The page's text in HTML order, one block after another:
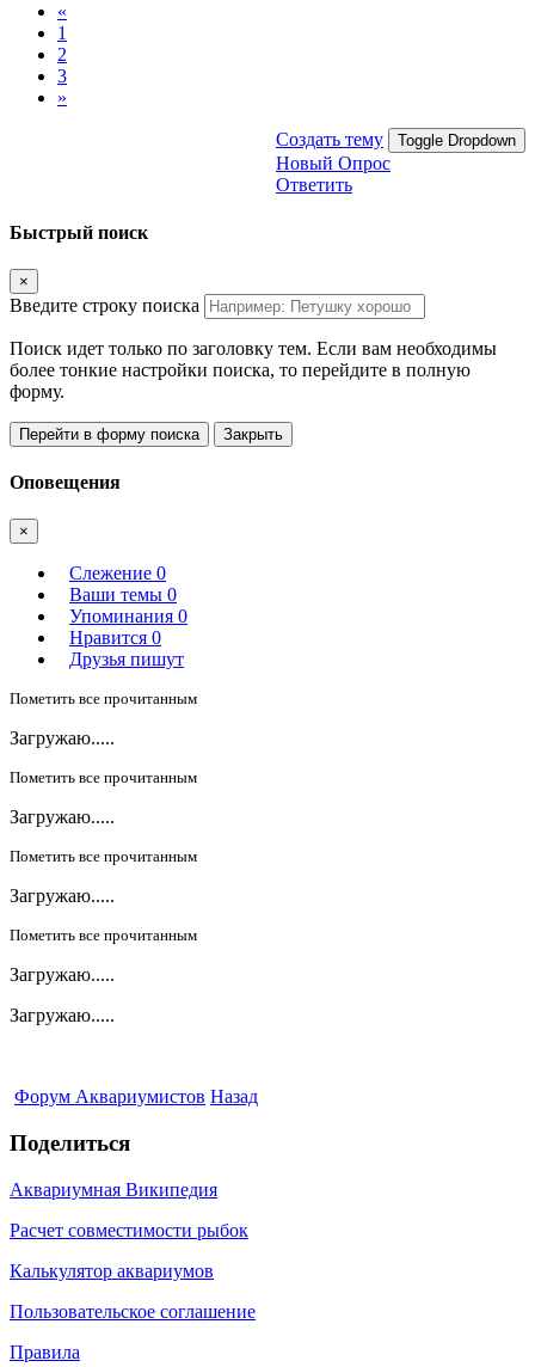
«
1
2
3
»
Создать тему Toggle Dropdown
Новый Опрос
Ответить
Быстрый поиск
×
Введите строку поиска
Поиск идет только по заголовку тем. Если вам необходимы
более тонкие настройки поиска, то перейдите в полную
форму.
Перейти в форму поиска Закрыть
Оповещения
×
Слежение 0
Ваши темы 0
Упоминания 0
Нравится 0
Друзья пишут
Пометить все прочитанным
Загружаю.....
Пометить все прочитанным
Загружаю.....
Пометить все прочитанным
Загружаю.....
Пометить все прочитанным
Загружаю.....
Загружаю.....
Форум Аквариумистов Назад
Поделиться
Аквариумная Википедия
Расчет совместимости рыбок
Калькулятор аквариумов
Пользовательское соглашение
Правила